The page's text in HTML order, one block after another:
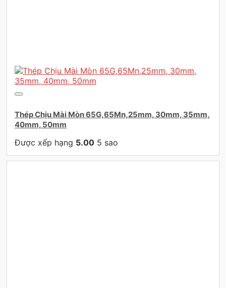
Thép Chịu Mài Mòn 65G,65Mn,25mm, 30mm, 35mm,
40mm, 50mm
Được xếp hạng 5.00 5 sao